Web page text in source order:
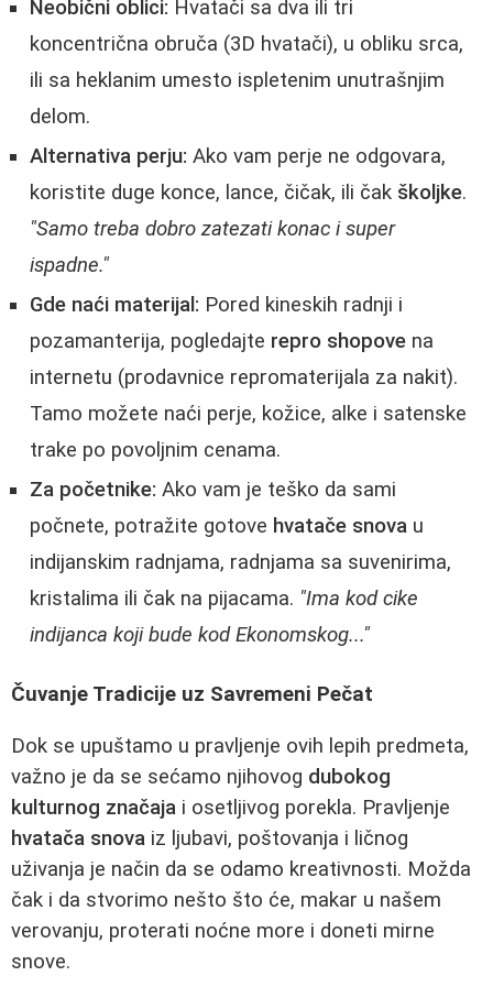
Neobični oblici: Hvatači sa dva ili tri
koncentrična obruča (3D hvatači), u obliku srca,
ili sa heklanim umesto ispletenim unutrašnjim
delom.
Alternativa perju: Ako vam perje ne odgovara,
koristite duge konce, lance, čičak, ili čak školjke.
"Samo treba dobro zatezati konac i super
ispadne."
Gde naći materijal: Pored kineskih radnji i
pozamanterija, pogledajte repro shopove na
internetu (prodavnice repromaterijala za nakit).
Tamo možete naći perje, kožice, alke i satenske
trake po povoljnim cenama.
Za početnike: Ako vam je teško da sami
počnete, potražite gotove hvatače snova u
indijanskim radnjama, radnjama sa suvenirima,
kristalima ili čak na pijacama. "Ima kod cike
indijanca koji bude kod Ekonomskog..."
Čuvanje Tradicije uz Savremeni Pečat
Dok se upuštamo u pravljenje ovih lepih predmeta,
važno je da se sećamo njihovog dubokog
kulturnog značaja i osetljivog porekla. Pravljenje
hvatača snova iz ljubavi, poštovanja i ličnog
uživanja je način da se odamo kreativnosti. Možda
čak i da stvorimo nešto što će, makar u našem
verovanju, proterati noćne more i doneti mirne
snove.